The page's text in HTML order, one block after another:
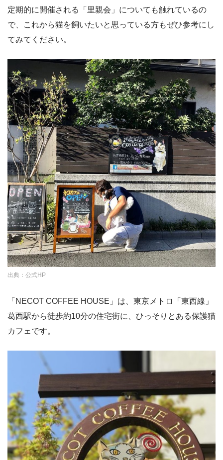
定期的に開催される「里親会」についても触れているの
で、これから猫を飼いたいと思っている方もぜひ参考にし
てみてください。
出典：公式HP
「NECOT COFFEE HOUSE」は、東京メトロ「東西線」
葛西駅から徒歩約10分の住宅街に、ひっそりとある保護猫
カフェです。